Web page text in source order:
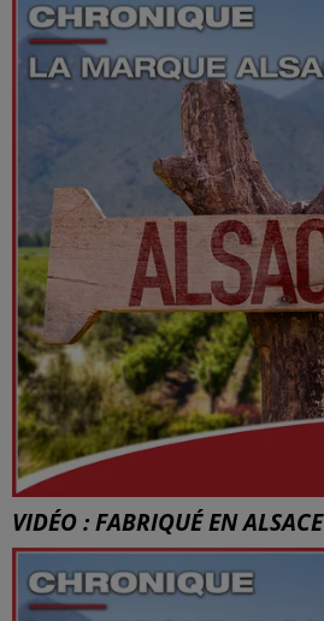
VIDÉO : FABRIQUÉ EN ALSACE